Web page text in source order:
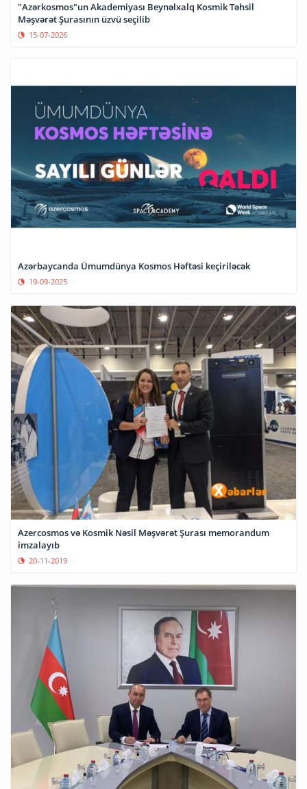
"Azərkosmos"un Akademiyası Beynəlxalq Kosmik Təhsil
Məşvərət Şurasının üzvü seçilib
15-07-2026
Azərbaycanda Ümumdünya Kosmos Həftəsi keçiriləcək
19-09-2025
Azercosmos və Kosmik Nəsil Məşvərət Şurası memorandum
imzalayıb
20-11-2019